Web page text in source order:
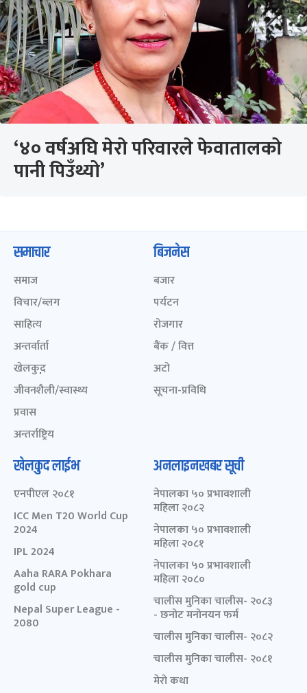
‘४० वर्षअघि मेरो परिवारले फेवातालको
पानी पिउँथ्यो’
समाचार
समाज
विचार/ब्लग
साहित्य
अन्तर्वार्ता
खेलकुद़़
जीवनशैली/स्वास्थ्य
प्रवास
अन्तर्राष्ट्रिय
बिजनेस
बजार
पर्यटन
रोजगार
बैंक / वित्त
अटो
सूचना-प्रविधि
खेलकुद लाईभ
एनपीएल २०८१
ICC Men T20 World Cup
2024
IPL 2024
Aaha RARA Pokhara
gold cup
Nepal Super League -
2080
अनलाइनखबर सूची
नेपालका ५० प्रभावशाली
महिला २०८२
नेपालका ५० प्रभावशाली
महिला २०८१
नेपालका ५० प्रभावशाली
महिला २०८०
चालीस मुनिका चालीस- २०८३
- छनोट मनोनयन फर्म
चालीस मुनिका चालीस- २०८२
चालीस मुनिका चालीस- २०८१
मेरो कथा